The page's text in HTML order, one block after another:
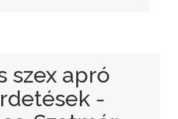
szex apró
-